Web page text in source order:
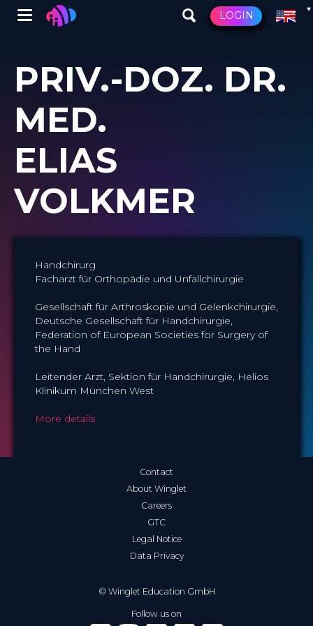
main
content
Winglet LOGIN
PRIV.-DOZ. DR.
MED.
ELIAS
VOLKMER
Handchirurg
Facharzt für Orthopädie und Unfallchirurgie
Gesellschaft für Arthroskopie und Gelenkchirurgie,
Deutsche Gesellschaft für Handchirurgie,
Federation of European Societies for Surgery of
the Hand
Leitender Arzt, Sektion für Handchirurgie, Helios
Klinikum München West
More details
© Winglet Education GmbH
Contact
About Winglet
Careers
GTC
Legal Notice
Data Privacy
Follow us on